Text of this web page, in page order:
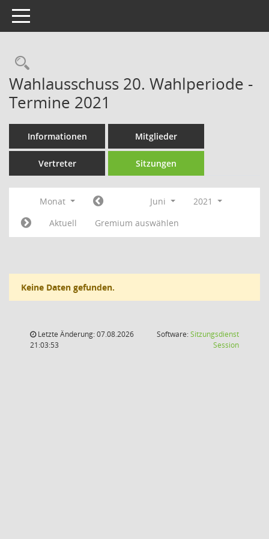
Toggle navigation
Rechercheauswahl
Wahlausschuss 20. Wahlperiode -
Termine 2021
Informationen Mitglieder
Vertreter Sitzungen
Monat Juni
2021
Aktuell
Gremium auswählen
Keine Daten gefunden.
Letzte Änderung: 07.08.2026
21:03:53
Software:Sitzungsdienst
Session(Wird in